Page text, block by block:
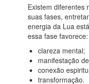
Existem diferentes
suas fases,
energia da Lua
essa fase favorece:
clareza mental;
manifestação
conexão
transformação.